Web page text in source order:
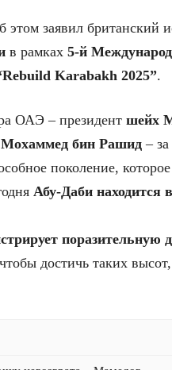
этом заявил британский
в рамках 5-й
Karabakh 2025”.
ОАЭ – президент шейх
бин Рашид –
поколение,
Абу-Даби находится
поразительную
достичь таких